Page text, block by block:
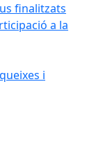
finalitzats
a la
i